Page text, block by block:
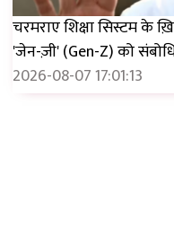
चरमराए शिक्षा सिस्टम के
'जेन-ज़ी' (Gen-Z) को
2026-08-07 17:01:13